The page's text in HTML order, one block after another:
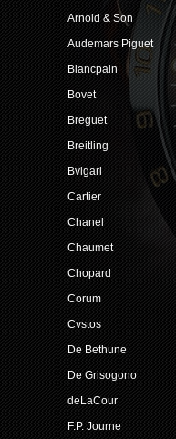
Arnold & Son
Audemars Piguet
Blancpain
Bovet
Breguet
Breitling
Bvlgari
Cartier
Chanel
Chaumet
Chopard
Corum
Cvstos
De Bethune
De Grisogono
deLaCour
F.P. Journe